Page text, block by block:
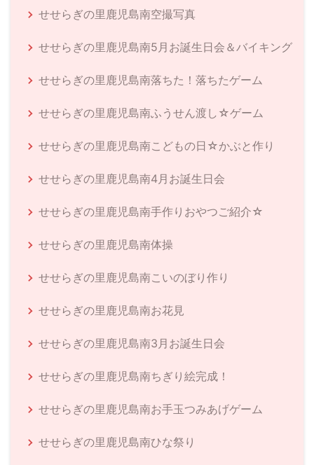
せせらぎの里鹿児島南空撮写真
せせらぎの里鹿児島南5月お誕生日会＆バイキング
せせらぎの里鹿児島南落ちた！落ちたゲーム
せせらぎの里鹿児島南ふうせん渡し☆ゲーム
せせらぎの里鹿児島南こどもの日☆かぶと作り
せせらぎの里鹿児島南4月お誕生日会
せせらぎの里鹿児島南手作りおやつご紹介☆
せせらぎの里鹿児島南体操
せせらぎの里鹿児島南こいのぼり作り
せせらぎの里鹿児島南お花見
せせらぎの里鹿児島南3月お誕生日会
せせらぎの里鹿児島南ちぎり絵完成！
せせらぎの里鹿児島南お手玉つみあげゲーム
せせらぎの里鹿児島南ひな祭り